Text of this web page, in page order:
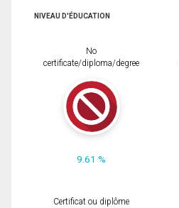
NIVEAU D'ÉDUCATION
No
certificate/diploma/degree
9.61 %
Certificat ou diplôme